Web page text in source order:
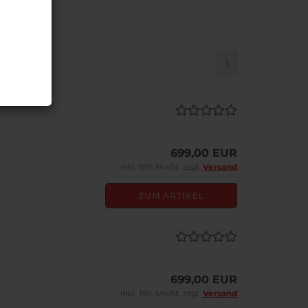
1
699,00 EUR
inkl. 19% MwSt. zzgl. Versand
ZUM ARTIKEL
699,00 EUR
inkl. 19% MwSt. zzgl. Versand